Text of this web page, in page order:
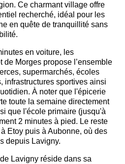
Ce charmant village offre
recherché, idéal pour les
en quête de tranquillité sans
en voiture, les
de Morges propose l’ensemble
supermarchés, écoles
infrastructures sportives ainsi
À noter que l'épicerie
toute la semaine directement
que l'école primaire (jusqu'à
2 minutes à pied. Le reste
Etoy puis à Aubonne, où des
depuis Lavigny.
Lavigny réside dans sa